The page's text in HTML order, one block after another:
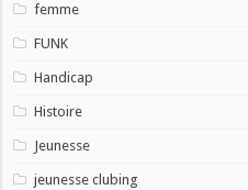
femme
FUNK
Handicap
Histoire
Jeunesse
jeunesse clubing